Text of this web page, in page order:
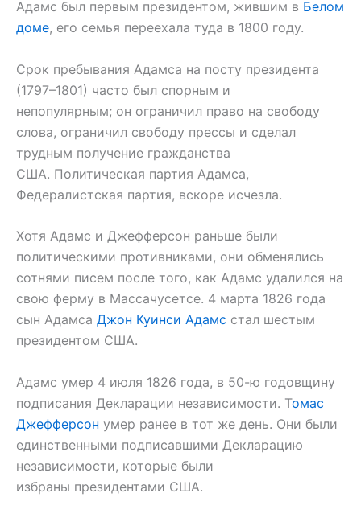
Адамс был первым президентом, жившим в Белом
доме, его семья переехала туда в 1800 году.
Срок пребывания Адамса на посту президента
(1797–1801) часто был спорным и
непопулярным; он ограничил право на свободу
слова, ограничил свободу прессы и сделал
трудным получение гражданства
США. Политическая партия Адамса,
Федералистская партия, вскоре исчезла.
Хотя Адамс и Джефферсон раньше были
политическими противниками, они обменялись
сотнями писем после того, как Адамс удалился на
свою ферму в Массачусетсе. 4 марта 1826 года
сын Адамса Джон Куинси Адамс стал шестым
президентом США.
Адамс умер 4 июля 1826 года, в 50-ю годовщину
подписания Декларации независимости. Томас
Джефферсон умер ранее в тот же день. Они были
единственными подписавшими Декларацию
независимости, которые были
избраны президентами США.